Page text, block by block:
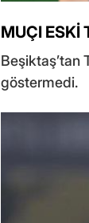
MUÇI ESKİ
Beşiktaş’tan
göstermedi.